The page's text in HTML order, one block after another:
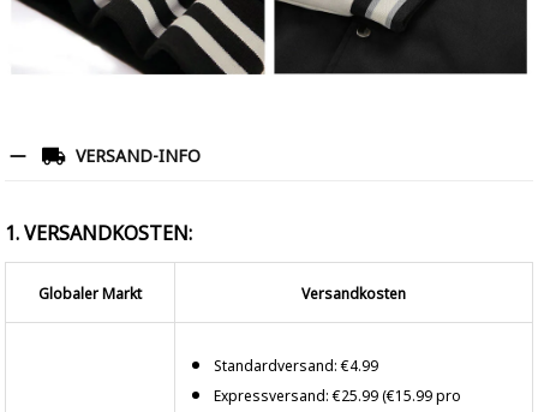
VERSAND-INFO
1. VERSANDKOSTEN:
Globaler Markt Versandkosten
Standardversand: €4.99
Expressversand: €25.99 (€15.99 pro